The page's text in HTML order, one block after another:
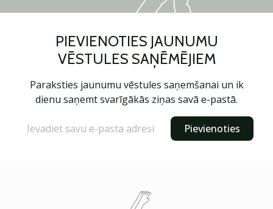
PIEVIENOTIES JAUNUMU
VĒSTULES SAŅĒMĒJIEM
Paraksties jaunumu vēstules saņemšanai un ik
dienu saņemt svarīgākās ziņas savā e-pastā.
Pievienoties